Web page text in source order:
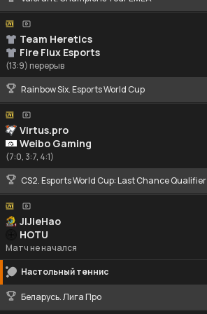
Team Heretics
Fire Flux Esports
(13:9) перерыв
Rainbow Six. Esports World Cup
Virtus.pro
Weibo Gaming
(7:0, 3:7, 4:1)
CS2. Esports World Cup: Last Chance Qualifier
JIJieHao
HOTU
Матч не начался
Настольный теннис
Беларусь. Лига Про